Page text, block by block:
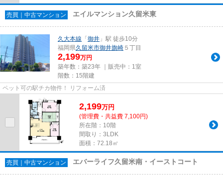
売買｜中古マンション エイルマンション久留米東
久大本線 「 御井 」駅 徒歩10分
福岡県久留米市御井旗崎 ５丁目
2,199万円
築年数：築23年 ｜販売中： 1室
階数：15階建
ペット可の駅チカ物件！ リフォーム済
2,199万円
(管理費・共益費 7,100円)
所在階：10階
間取り：3LDK
面積：72.18㎡
売買｜中古マンション エバーライフ久留米南・イーストコート